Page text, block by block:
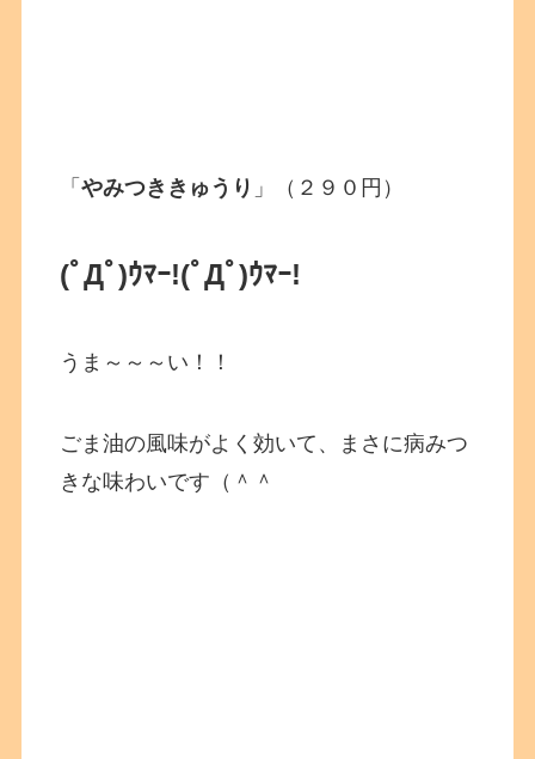
「やみつききゅうり 」（２９０円）
(ﾟДﾟ)ｳﾏｰ!(ﾟДﾟ)ｳﾏｰ!
うま～～～い！！
ごま油の風味がよく効いて、まさに病みつ
きな味わいです（＾＾